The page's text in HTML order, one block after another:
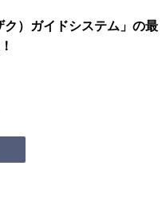
）ガイドシステム」の最